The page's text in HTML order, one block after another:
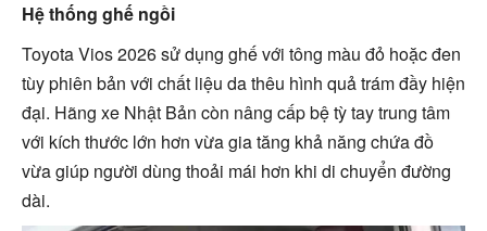
Hệ thống ghế ngồi
Toyota Vios 2026 sử dụng ghế với tông màu đỏ hoặc đen
tùy phiên bản với chất liệu da thêu hình quả trám đầy hiện
đại. Hãng xe Nhật Bản còn nâng cấp bệ tỳ tay trung tâm
với kích thước lớn hơn vừa gia tăng khả năng chứa đồ
vừa giúp người dùng thoải mái hơn khi di chuyển đường
dài.